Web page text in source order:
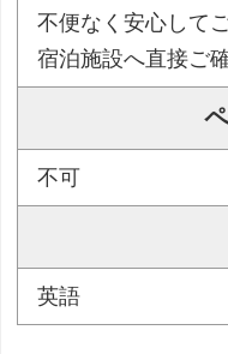
不便なく安心して
宿泊施設へ直接ご
不可
英語